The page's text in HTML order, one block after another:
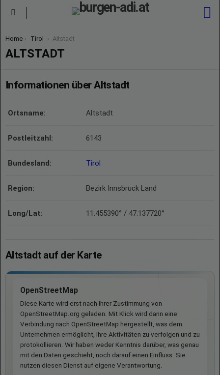
You are here:
Home Tirol Altstadt
ALTSTADT
Informationen über Altstadt
Ortsname: Altstadt
Postleitzahl: 6143
Bundesland: Tirol
Region: Bezirk Innsbruck Land
Long/Lat: 11.455390° / 47.137720°
Altstadt auf der Karte
OpenStreetMap
Diese Karte wird erst nach Ihrer Zustimmung von
OpenStreetMap.org geladen. Mit Klick wird dann eine
Verbindung nach OpenStreetMap hergestellt, was dem
Unternehmen ermöglicht, Ihre Aktivitäten zu verfolgen und zu
protokollieren. Wir haben weder Kenntnis darüber, was genau
mit den Daten geschieht, noch darauf einen Einfluss. Sie
nutzen diesen Dienst auf eigene Verantwortung.